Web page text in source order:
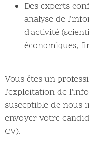
Des experts
analyse de
d’activité
économiques,
Vous êtes un
l’exploitation de
susceptible de nous
envoyer votre
CV).